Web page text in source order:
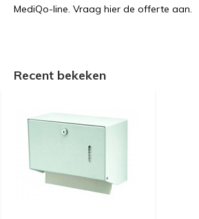
MediQo-line. Vraag hier de offerte aan.
Recent bekeken